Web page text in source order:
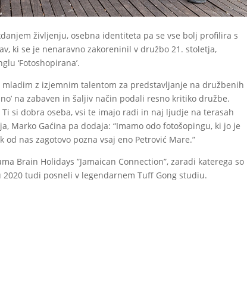
življenju, osebna identiteta pa se vse bolj profilira s
ki se je nenaravno zakoreninil v družbo 21. stoletja,
‘Fotoshopirana’.
mladim z izjemnim talentom za predstavljanje na družbenih
na zabaven in šaljiv način podali resno kritiko družbe.
si dobra oseba, vsi te imajo radi in naj ljudje na terasah
Marko Gaćina pa dodaja: “Imamo odo fotošopingu, ki jo je
nas zagotovo pozna vsaj eno Petrović Mare.”
Brain Holidays ”Jamaican Connection”, zaradi katerega so
tudi posneli v legendarnem Tuff Gong studiu.